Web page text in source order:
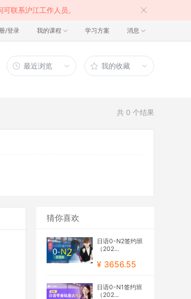
联系沪江工作人员。
/登录 我的课程 学习方案 消息
最近浏览 我的收藏
共 0 个结果
猜你喜欢
日语0-N2签约班
（202...
¥ 3656.55
日语0-N1签约班
（202...